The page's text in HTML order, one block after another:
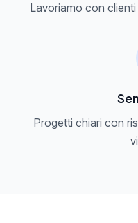
Lavoriamo con
Progetti chiari con